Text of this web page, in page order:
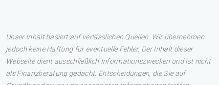
Unser Inhalt basiert auf verlässlichen Quellen. Wir übernehmen
jedoch keine Haftung für eventuelle Fehler. Der Inhalt dieser
Webseite dient ausschließlich Informationszwecken und ist nicht
als Finanzberatung gedacht. Entscheidungen, die Sie auf